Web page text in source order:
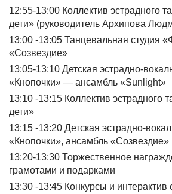
12:55-13:00 Коллектив эстрадного
дети» (руководитель Архипова
13:00 -13:05 Танцевальная студия
«Созвездие»
13:05-13:10 Детская эстрадно-
«Кнопочки» — ансамбль «Sunlight»
13:10 -13:15 Коллектив эстрадного
дети»
13:15 -13:20 Детская эстрадно-
«Кнопочки», ансамбль «Созвездие»
13:20-13:30 Торжественное
грамотами и подарками
13:30 -13:45 Конкурсы и интерактив